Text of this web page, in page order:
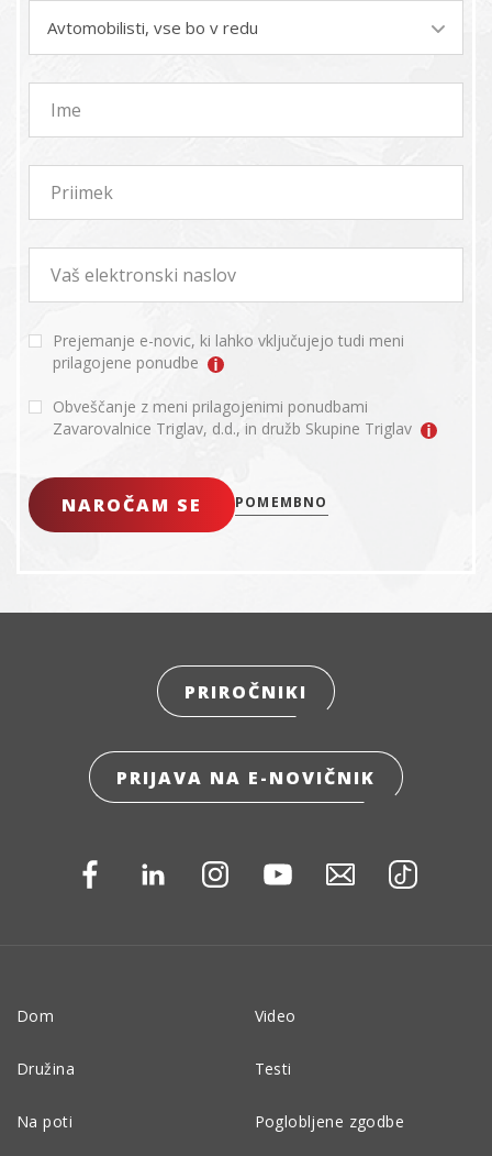
Avtomobilisti, vse bo v redu
Ime
Priimek
Vaš elektronski naslov
Prejemanje e-novic, ki lahko vključujejo tudi meni
prilagojene ponudbe
Obveščanje z meni prilagojenimi ponudbami
Zavarovalnice Triglav, d.d., in družb Skupine Triglav
NAROČAM SE POMEMBNO
PRIROČNIKI
PRIJAVA NA E-NOVIČNIK
Dom
Družina
Na poti
Video
Testi
Poglobljene zgodbe